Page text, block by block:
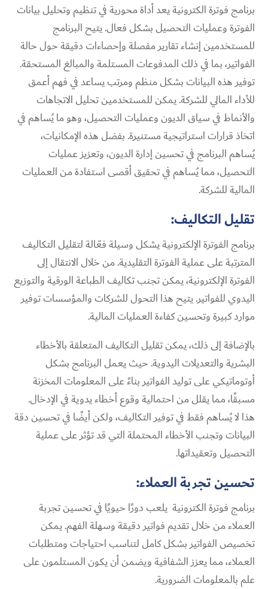
برنامج فوترة الكترونية يعد أداة محورية في تنظيم وتحليل بيانات
الفوترة وعمليات التحصيل بشكل فعال. يتيح البرنامج
للمستخدمين إنشاء تقارير مفصلة وإحصاءات دقيقة حول حالة
الفواتير، بما في ذلك المدفوعات المستلمة والمبالغ المستحقة.
توفير هذه البيانات بشكل منظم ومرتب يساعد في فهم أعمق
للأداء المالي للشركة. يمكن للمستخدمين تحليل الاتجاهات
والأنماط في سياق الديون وعمليات التحصيل، وهو ما يُساهم في
اتخاذ قرارات استراتيجية مستنيرة. بفضل هذه الإمكانيات،
يُساهم البرنامج في تحسين إدارة الديون، وتعزيز عمليات
التحصيل، مما يُساهم في تحقيق أقصى استفادة من العمليات
المالية للشركة.
تقليل التكاليف:
برنامج الفوترة الإلكترونية يشكل وسيلة فعّالة لتقليل التكاليف
المترتبة على عملية الفوترة التقليدية. من خلال الانتقال إلى
الفوترة الإلكترونية، يمكن تجنب تكاليف الطباعة الورقية والتوزيع
اليدوي للفواتير. يتيح هذا التحول للشركات والمؤسسات توفير
موارد كبيرة وتحسين كفاءة العمليات المالية.
بالإضافة إلى ذلك، يمكن تقليل التكاليف المتعلقة بالأخطاء
البشرية والتعديلات اليدوية. حيث يعمل البرنامج بشكل
أوتوماتيكي على توليد الفواتير بناءً على المعلومات المخزنة
مسبقًا، مما يقلل من احتمالية وقوع أخطاء يدوية في الإدخال.
هذا لا يُساهم فقط في توفير التكاليف، ولكن أيضًا في تحسين دقة
البيانات وتجنب الأخطاء المحتملة التي قد تؤثر على عملية
التحصيل وتعقيداتها.
تحسين تجربة العملاء:
برنامج فوترة الكترونية يلعب دورًا حيويًا في تحسين تجربة
العملاء من خلال تقديم فواتير دقيقة وسهلة الفهم. يمكن
تخصيص الفواتير بشكل كامل لتناسب احتياجات ومتطلبات
العملاء، مما يعزز الشفافية ويضمن أن يكون المستلمون على
علم بالمعلومات الضرورية.